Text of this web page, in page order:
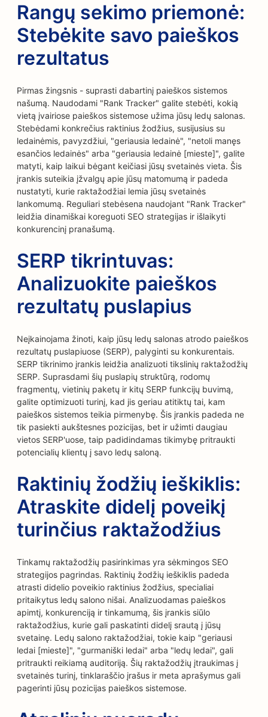
Rangų sekimo priemonė:
Stebėkite savo paieškos
rezultatus
Pirmas žingsnis - suprasti dabartinį paieškos sistemos
našumą. Naudodami "Rank Tracker" galite stebėti, kokią
vietą įvairiose paieškos sistemose užima jūsų ledų salonas.
Stebėdami konkrečius raktinius žodžius, susijusius su
ledainėmis, pavyzdžiui, "geriausia ledainė", "netoli manęs
esančios ledainės" arba "geriausia ledainė [mieste]", galite
matyti, kaip laikui bėgant keičiasi jūsų svetainės vieta. Šis
įrankis suteikia įžvalgų apie jūsų matomumą ir padeda
nustatyti, kurie raktažodžiai lemia jūsų svetainės
lankomumą. Reguliari stebėsena naudojant "Rank Tracker"
leidžia dinamiškai koreguoti SEO strategijas ir išlaikyti
konkurencinį pranašumą.
SERP tikrintuvas:
Analizuokite paieškos
rezultatų puslapius
Neįkainojama žinoti, kaip jūsų ledų salonas atrodo paieškos
rezultatų puslapiuose (SERP), palyginti su konkurentais.
SERP tikrinimo įrankis leidžia analizuoti tikslinių raktažodžių
SERP. Suprasdami šių puslapių struktūrą, rodomų
fragmentų, vietinių paketų ir kitų SERP funkcijų buvimą,
galite optimizuoti turinį, kad jis geriau atitiktų tai, kam
paieškos sistemos teikia pirmenybę. Šis įrankis padeda ne
tik pasiekti aukštesnes pozicijas, bet ir užimti daugiau
vietos SERP'uose, taip padidindamas tikimybę pritraukti
potencialių klientų į savo ledų saloną.
Raktinių žodžių ieškiklis:
Atraskite didelį poveikį
turinčius raktažodžius
Tinkamų raktažodžių pasirinkimas yra sėkmingos SEO
strategijos pagrindas. Raktinių žodžių ieškiklis padeda
atrasti didelio poveikio raktinius žodžius, specialiai
pritaikytus ledų salono nišai. Analizuodamas paieškos
apimtį, konkurenciją ir tinkamumą, šis įrankis siūlo
raktažodžius, kurie gali paskatinti didelį srautą į jūsų
svetainę. Ledų salono raktažodžiai, tokie kaip "geriausi
ledai [mieste]", "gurmaniški ledai" arba "ledų ledai", gali
pritraukti reikiamą auditoriją. Šių raktažodžių įtraukimas į
svetainės turinį, tinklaraščio įrašus ir meta aprašymus gali
pagerinti jūsų pozicijas paieškos sistemose.